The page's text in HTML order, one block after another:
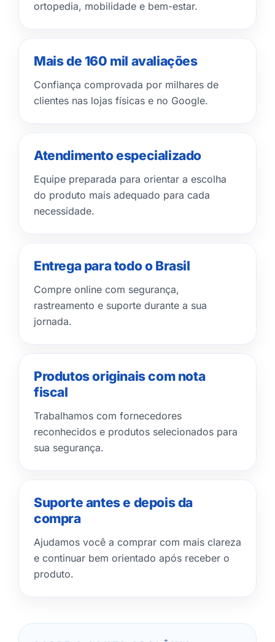
ortopedia, mobilidade e bem-estar.
Mais de 160 mil avaliações
Confiança comprovada por milhares de
clientes nas lojas físicas e no Google.
Atendimento especializado
Equipe preparada para orientar a escolha
do produto mais adequado para cada
necessidade.
Entrega para todo o Brasil
Compre online com segurança,
rastreamento e suporte durante a sua
jornada.
Produtos originais com nota
fiscal
Trabalhamos com fornecedores
reconhecidos e produtos selecionados para
sua segurança.
Suporte antes e depois da
compra
Ajudamos você a comprar com mais clareza
e continuar bem orientado após receber o
produto.